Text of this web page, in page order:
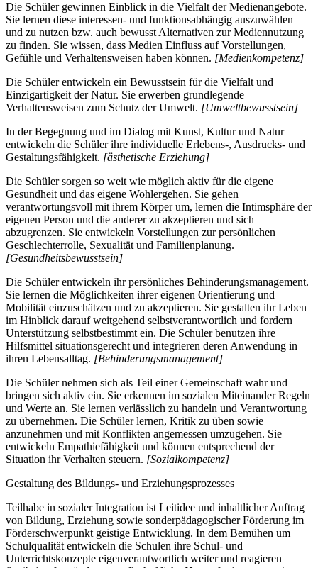
Die Schüler gewinnen Einblick in die Vielfalt der Medienangebote.
Sie lernen diese interessen- und funktionsabhängig auszuwählen
und zu nutzen bzw. auch bewusst Alternativen zur Mediennutzung
zu finden. Sie wissen, dass Medien Einfluss auf Vorstellungen,
Gefühle und Verhaltensweisen haben können. [Medienkompetenz]
Die Schüler entwickeln ein Bewusstsein für die Vielfalt und
Einzigartigkeit der Natur. Sie erwerben grundlegende
Verhaltensweisen zum Schutz der Umwelt. [Umweltbewusstsein]
In der Begegnung und im Dialog mit Kunst, Kultur und Natur
entwickeln die Schüler ihre individuelle Erlebens-, Ausdrucks- und
Gestaltungsfähigkeit. [ästhetische Erziehung]
Die Schüler sorgen so weit wie möglich aktiv für die eigene
Gesundheit und das eigene Wohlergehen. Sie gehen
verantwortungsvoll mit ihrem Körper um, lernen die Intimsphäre der
eigenen Person und die anderer zu akzeptieren und sich
abzugrenzen. Sie entwickeln Vorstellungen zur persönlichen
Geschlechterrolle, Sexualität und Familienplanung.
[Gesundheitsbewusstsein]
Die Schüler entwickeln ihr persönliches Behinderungsmanagement.
Sie lernen die Möglichkeiten ihrer eigenen Orientierung und
Mobilität einzuschätzen und zu akzeptieren. Sie gestalten ihr Leben
im Hinblick darauf weitgehend selbstverantwortlich und fordern
Unterstützung selbstbestimmt ein. Die Schüler benutzen ihre
Hilfsmittel situationsgerecht und integrieren deren Anwendung in
ihren Lebensalltag. [Behinderungsmanagement]
Die Schüler nehmen sich als Teil einer Gemeinschaft wahr und
bringen sich aktiv ein. Sie erkennen im sozialen Miteinander Regeln
und Werte an. Sie lernen verlässlich zu handeln und Verantwortung
zu übernehmen. Die Schüler lernen, Kritik zu üben sowie
anzunehmen und mit Konflikten angemessen umzugehen. Sie
entwickeln Empathiefähigkeit und können entsprechend der
Situation ihr Verhalten steuern. [Sozialkompetenz]
Gestaltung des Bildungs- und Erziehungsprozesses
Teilhabe in sozialer Integration ist Leitidee und inhaltlicher Auftrag
von Bildung, Erziehung sowie sonderpädagogischer Förderung im
Förderschwerpunkt geistige Entwicklung. In dem Bemühen um
Schulqualität entwickeln die Schulen ihre Schul- und
Unterrichtskonzepte eigenverantwortlich weiter und reagieren